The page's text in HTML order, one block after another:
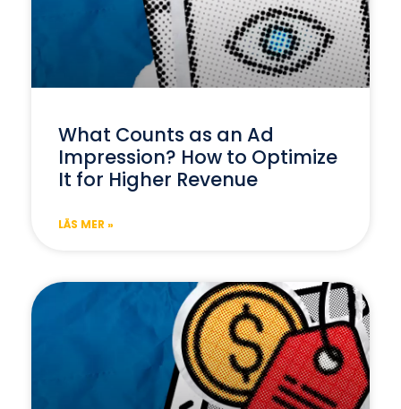
What Counts as an Ad
Impression? How to Optimize
It for Higher Revenue
LÄS MER »